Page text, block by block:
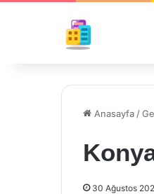
Anasayfa /
30 Ağustos